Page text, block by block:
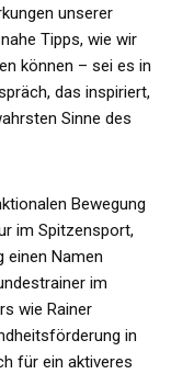
unserer
Tipps, wie wir
können – sei es in
das inspiriert,
Sinne des
Bewegung
im Spitzensport,
einen Namen
im
wie Rainer
in
für ein aktiveres